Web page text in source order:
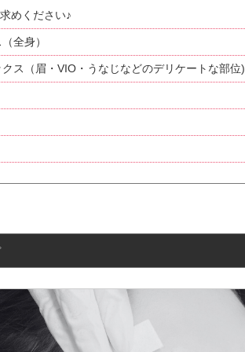
めください♪
全身）
ス（眉・VIO・うなじなどのデリケートな部位)